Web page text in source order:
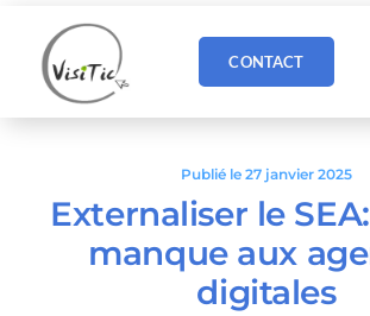
contenu
CONTACT
Publié le 27 janvier 2025
Externaliser le
manque aux
digitales